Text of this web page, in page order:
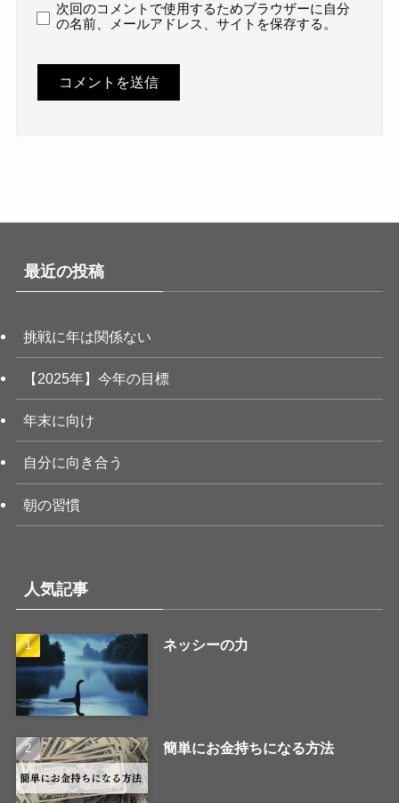
次回のコメントで使用するためブラウザーに自分
の名前、メールアドレス、サイトを保存する。
最近の投稿
挑戦に年は関係ない
【2025年】今年の目標
年末に向け
自分に向き合う
朝の習慣
人気記事
ネッシーの力
簡単にお金持ちになる方法